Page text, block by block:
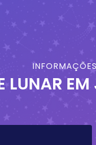
LUNAR EM